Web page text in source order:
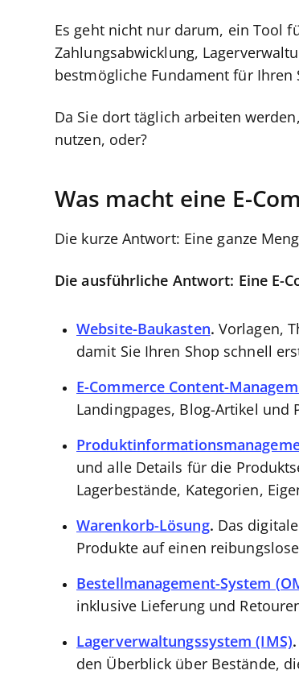
Es geht nicht nur darum, ein Tool
Zahlungsabwicklung,
bestmögliche Fundament für Ihren
Da Sie dort täglich arbeiten
nutzen, oder?
Was macht eine E-
Die kurze Antwort: Eine ganze
Die ausführliche Antwort: Eine E-
Website-Baukasten. Vorlagen,
damit Sie Ihren Shop schnell
E-Commerce Content-
Landingpages, Blog-Artikel
und alle Details für die
Lagerbestände, Kategorien,
Warenkorb-Lösung. Das
Produkte auf einen
Bestellmanagement-System
inklusive Lieferung und
Lagerverwaltungssystem (IMS).
den Überblick über Bestände,